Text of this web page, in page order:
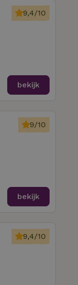
9,4/10
bekijk
9/10
bekijk
9,4/10